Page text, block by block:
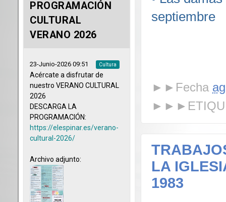
septiembre
►►Fecha
LA
1983